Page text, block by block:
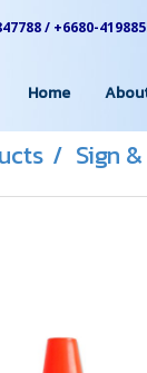
/ +6680-
Home
Sign